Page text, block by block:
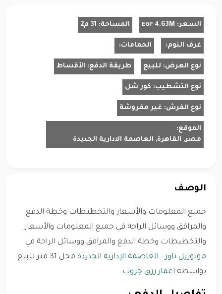
السعر: 4.63M
EGP المساحة: 31 م2
غرف النوم: الحمامات:
نوع العرض: للبيع طريقة الدفع: الأقساط
نوع التشطيب: كور شل
نوع الفرش: غير مفروشة
الموقع:
مصر, القاهرة, العاصمة الادارية الجديدة
الوصف
جميع المعلومات والأسعار والتخطيطات وخطة الدفع
والمرافق ووسائل الراحة في جميع المعلومات والأسعار
والتخطيطات وخطة الدفع والمرافق ووسائل الراحة في
مونوريل تاور- العاصمة الإدارية الجديدة
محل 31 متر للبيع,
بواسطة اعمار رزق جروب